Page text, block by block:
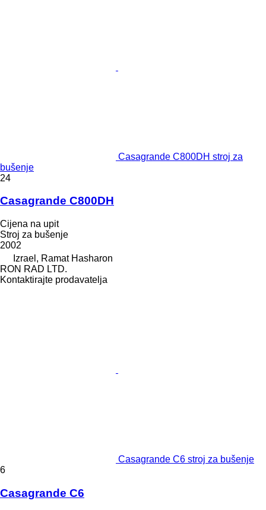
Casagrande C800DH stroj za
bušenje
24
Casagrande C800DH
Cijena na upit
Stroj za bušenje
2002
Izrael, Ramat Hasharon
RON RAD LTD.
Kontaktirajte prodavatelja
Casagrande C6 stroj za bušenje
6
Casagrande C6